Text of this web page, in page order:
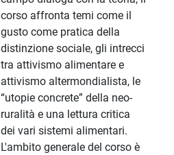
corso affronta temi come il
gusto come pratica della
distinzione sociale, gli intrecci
tra attivismo alimentare e
attivismo altermondialista, le
“utopie concrete” della neo-
ruralità e una lettura critica
dei vari sistemi alimentari.
L'ambito generale del corso è